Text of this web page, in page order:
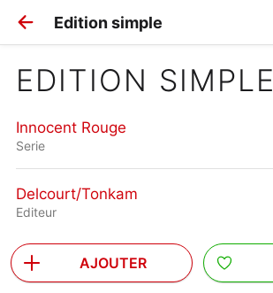
Edition simple
EDITION SIMPLE
Innocent Rouge
Serie
Delcourt/Tonkam
Editeur
AJOUTER